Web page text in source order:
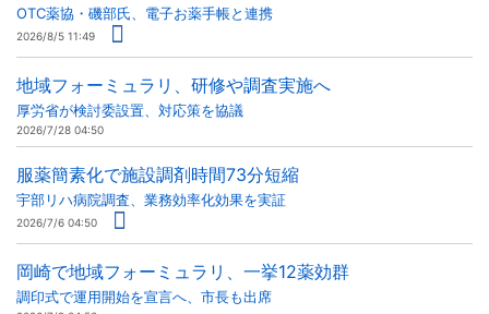
OTC薬協・磯部氏、電子お薬手帳と連携
2026/8/5 11:49
地域フォーミュラリ、研修や調査実施へ
厚労省が検討委設置、対応策を協議
2026/7/28 04:50
服薬簡素化で施設調剤時間73分短縮
宇部リハ病院調査、業務効率化効果を実証
2026/7/6 04:50
岡崎で地域フォーミュラリ、一挙12薬効群
調印式で運用開始を宣言へ、市長も出席